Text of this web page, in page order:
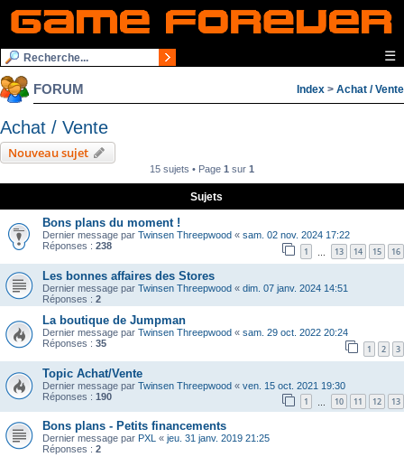
☰
FORUM Index > Achat / Vente
Achat / Vente
Nouveau sujet
15 sujets • Page 1 sur 1
Sujets
Bons plans du moment !
Dernier message par Twinsen Threepwood « sam. 02 nov. 2024 17:22
Réponses : 238 1 13 14 15 16
Les bonnes affaires des Stores
Dernier message par Twinsen Threepwood « dim. 07 janv. 2024 14:51
Réponses : 2
La boutique de Jumpman
Dernier message par Twinsen Threepwood « sam. 29 oct. 2022 20:24
Réponses : 35 1 2 3
Topic Achat/Vente
Dernier message par Twinsen Threepwood « ven. 15 oct. 2021 19:30
Réponses : 190 1 10 11 12 13
Bons plans - Petits financements
Dernier message par PXL « jeu. 31 janv. 2019 21:25
Réponses : 2